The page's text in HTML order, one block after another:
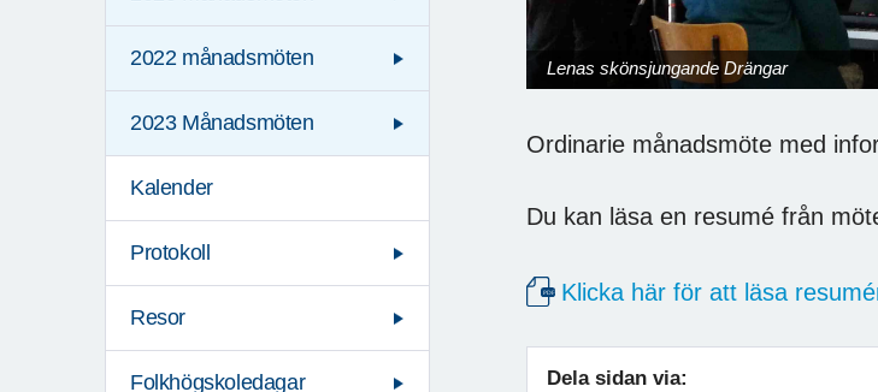
2022 månadsmöten
2023 Månadsmöten
Kalender
Protokoll
Resor
Folkhögskoledagar
Lenas skönsjungande Drängar
Ordinarie månadsmöte med
Du kan läsa en resumé från
Klicka här för att läsa
Dela sidan via: